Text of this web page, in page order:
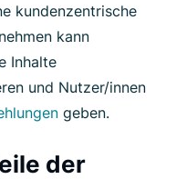
kundenzentrische
kann
Inhalte
und Nutzer/innen
geben.
der